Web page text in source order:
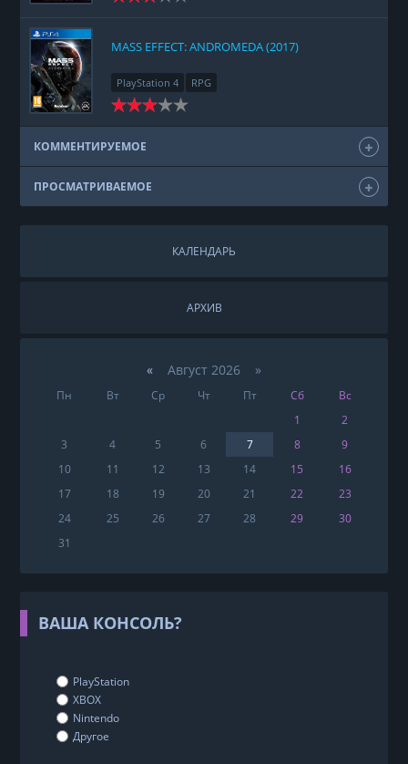
MASS EFFECT: ANDROMEDA (2017)
PlayStation 4 RPG
КОММЕНТИРУЕМОЕ
ПРОСМАТРИВАЕМОЕ
КАЛЕНДАРЬ
АРХИВ
«Август 2026 »
Пн Вт Ср Чт Пт Сб
Вс
1
2
3
4 5 6 7 8
9
10
11 12 13 14 15
16
17
18 19 20 21 22
23
24
25 26 27 28 29
30
31
ВАША КОНСОЛЬ?
PlayStation
XBOX
Nintendo
Другое